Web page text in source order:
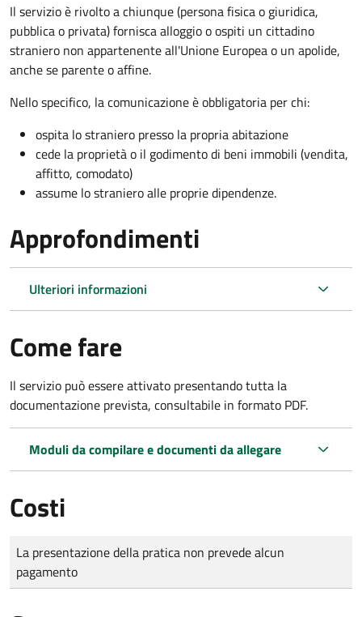
Il servizio è rivolto a chiunque (persona fisica o giuridica,
pubblica o privata) fornisca alloggio o ospiti un cittadino
straniero non appartenente all'Unione Europea o un apolide,
anche se parente o affine.
Nello specifico, la comunicazione è obbligatoria per chi:
ospita lo straniero presso la propria abitazione
cede la proprietà o il godimento di beni immobili (vendita,
affitto, comodato)
assume lo straniero alle proprie dipendenze.
Approfondimenti
Ulteriori informazioni
Come fare
Il servizio può essere attivato presentando tutta la
documentazione prevista, consultabile in formato PDF.
Moduli da compilare e documenti da allegare
Costi
Tipo di pagamento
Importo
La presentazione della pratica non prevede alcun
pagamento